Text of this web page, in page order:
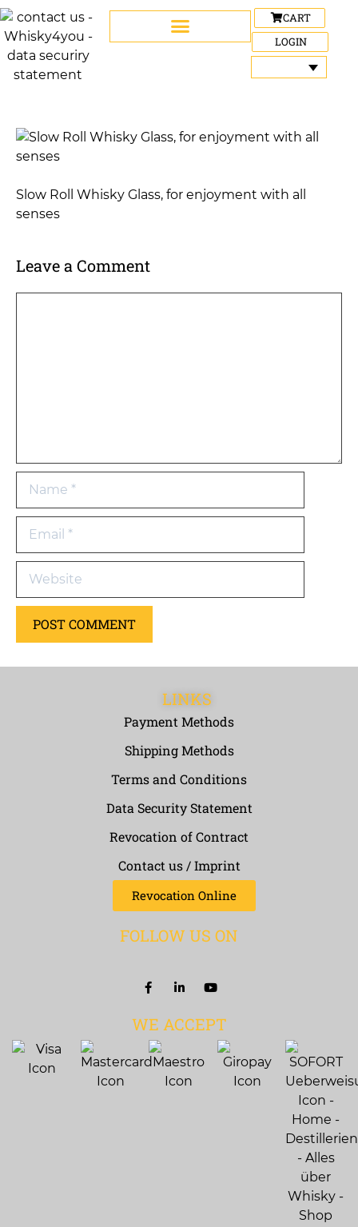
CART
LOGIN
Slow Roll Whisky Glass, for enjoyment with all
senses
Leave a Comment
LINKS
Payment Methods
Shipping Methods
Terms and Conditions
Data Security Statement
Revocation of Contract
Contact us / Imprint
Revocation Online
FOLLOW US ON
WE ACCEPT